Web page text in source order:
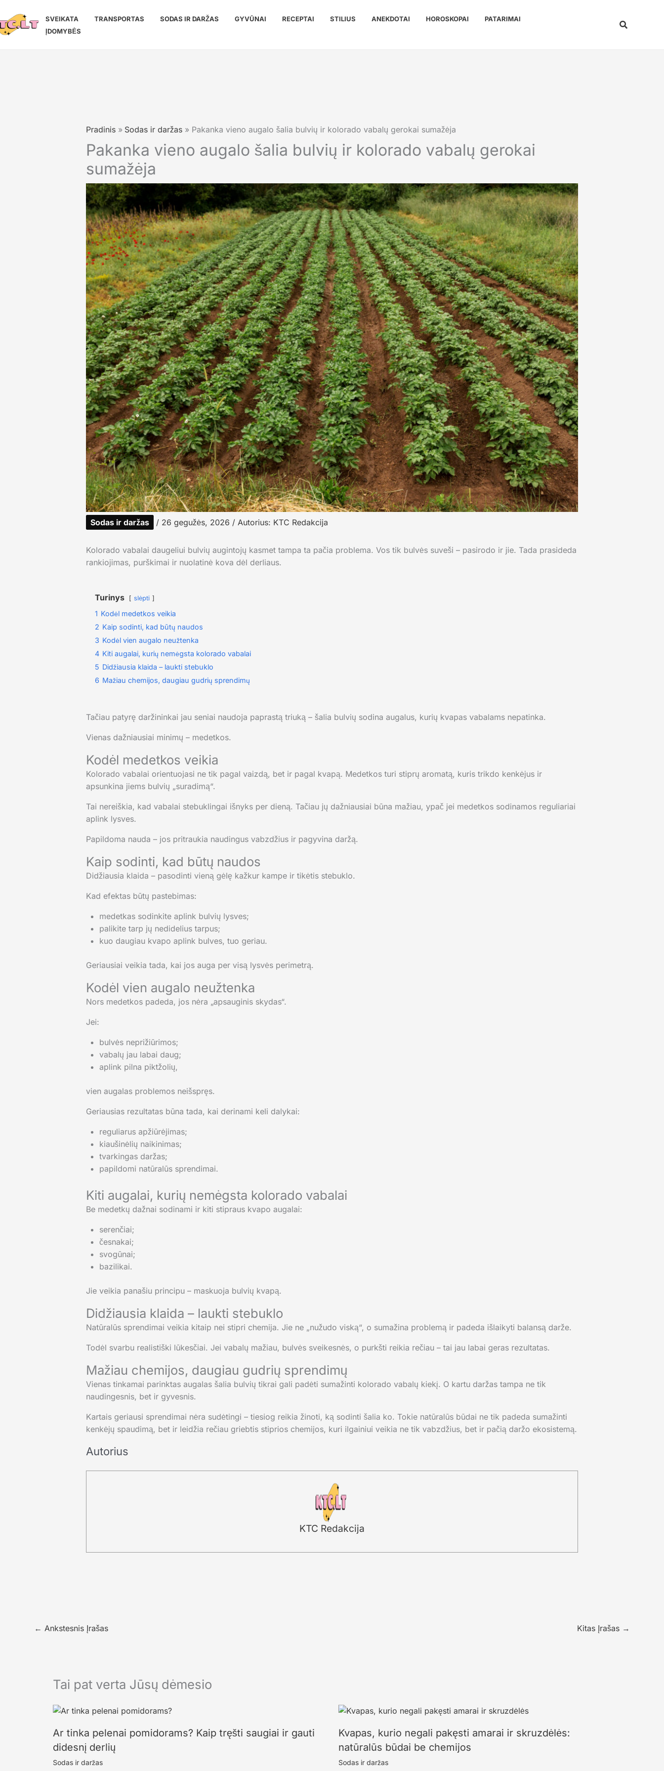
prie
turinio
SVEIKATA TRANSPORTAS SODAS IR DARŽAS GYVŪNAI RECEPTAI STILIUS ANEKDOTAI HOROSKOPAI
PATARIMAI
ĮDOMYBĖS
Paieška
Pradinis Sodas ir daržas Pakanka vieno augalo šalia bulvių ir kolorado vabalų gerokai sumažėja
Pakanka vieno augalo šalia bulvių ir kolorado vabalų gerokai
sumažėja
Sodas ir daržas / 26 gegužės, 2026 / Autorius: KTC Redakcija
Kolorado vabalai daugeliui bulvių augintojų kasmet tampa ta pačia problema. Vos tik bulvės suveši – pasirodo ir jie. Tada prasideda
rankiojimas, purškimai ir nuolatinė kova dėl derliaus.
Turinys slėpti
1 Kodėl medetkos veikia
2 Kaip sodinti, kad būtų naudos
3 Kodėl vien augalo neužtenka
4 Kiti augalai, kurių nemėgsta kolorado vabalai
5 Didžiausia klaida – laukti stebuklo
6 Mažiau chemijos, daugiau gudrių sprendimų
Tačiau patyrę daržininkai jau seniai naudoja paprastą triuką – šalia bulvių sodina augalus, kurių kvapas vabalams nepatinka.
Vienas dažniausiai minimų – medetkos.
Kodėl medetkos veikia
Kolorado vabalai orientuojasi ne tik pagal vaizdą, bet ir pagal kvapą. Medetkos turi stiprų aromatą, kuris trikdo kenkėjus ir
apsunkina jiems bulvių „suradimą“.
Tai nereiškia, kad vabalai stebuklingai išnyks per dieną. Tačiau jų dažniausiai būna mažiau, ypač jei medetkos sodinamos reguliariai
aplink lysves.
Papildoma nauda – jos pritraukia naudingus vabzdžius ir pagyvina daržą.
Kaip sodinti, kad būtų naudos
Didžiausia klaida – pasodinti vieną gėlę kažkur kampe ir tikėtis stebuklo.
Kad efektas būtų pastebimas:
medetkas sodinkite aplink bulvių lysves;
palikite tarp jų nedidelius tarpus;
kuo daugiau kvapo aplink bulves, tuo geriau.
Geriausiai veikia tada, kai jos auga per visą lysvės perimetrą.
Kodėl vien augalo neužtenka
Nors medetkos padeda, jos nėra „apsauginis skydas“.
Jei:
bulvės neprižiūrimos;
vabalų jau labai daug;
aplink pilna piktžolių,
vien augalas problemos neišspręs.
Geriausias rezultatas būna tada, kai derinami keli dalykai:
reguliarus apžiūrėjimas;
kiaušinėlių naikinimas;
tvarkingas daržas;
papildomi natūralūs sprendimai.
Kiti augalai, kurių nemėgsta kolorado vabalai
Be medetkų dažnai sodinami ir kiti stipraus kvapo augalai:
serenčiai;
česnakai;
svogūnai;
bazilikai.
Jie veikia panašiu principu – maskuoja bulvių kvapą.
Didžiausia klaida – laukti stebuklo
Natūralūs sprendimai veikia kitaip nei stipri chemija. Jie ne „nužudo viską“, o sumažina problemą ir padeda išlaikyti balansą darže.
Todėl svarbu realistiški lūkesčiai. Jei vabalų mažiau, bulvės sveikesnės, o purkšti reikia rečiau – tai jau labai geras rezultatas.
Mažiau chemijos, daugiau gudrių sprendimų
Vienas tinkamai parinktas augalas šalia bulvių tikrai gali padėti sumažinti kolorado vabalų kiekį. O kartu daržas tampa ne tik
naudingesnis, bet ir gyvesnis.
Kartais geriausi sprendimai nėra sudėtingi – tiesiog reikia žinoti, ką sodinti šalia ko. Tokie natūralūs būdai ne tik padeda sumažinti
kenkėjų spaudimą, bet ir leidžia rečiau griebtis stiprios chemijos, kuri ilgainiui veikia ne tik vabzdžius, bet ir pačią daržo ekosistemą.
Autorius
KTC Redakcija
← Ankstesnis Įrašas Kitas Įrašas →
Tai pat verta Jūsų dėmesio
Ar tinka pelenai pomidorams? Kaip tręšti saugiai ir gauti
didesnį derlių
Sodas ir daržas
Kvapas, kurio negali pakęsti amarai ir skruzdėlės:
natūralūs būdai be chemijos
Sodas ir daržas